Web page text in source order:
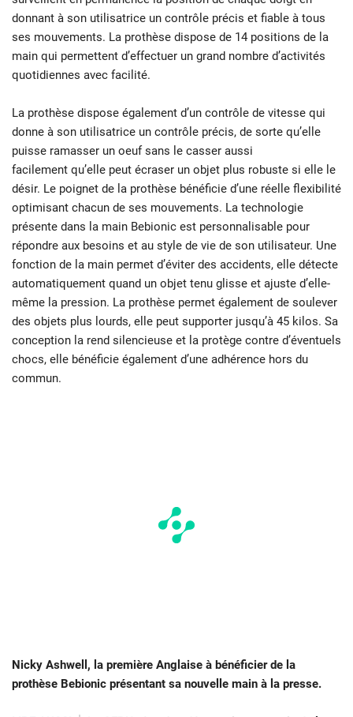
donnant à son utilisatrice un contrôle précis et fiable à tous
ses mouvements. La prothèse dispose de 14 positions de la
main qui permettent d’effectuer un grand nombre d’activités
quotidiennes avec facilité.
La prothèse dispose également d’un contrôle de vitesse qui
donne à son utilisatrice un contrôle précis, de sorte qu’elle
puisse ramasser un oeuf sans le casser aussi
facilement qu’elle peut écraser un objet plus robuste si elle le
désir. Le poignet de la prothèse bénéficie d’une réelle flexibilité
optimisant chacun de ses mouvements. La technologie
présente dans la main Bebionic est personnalisable pour
répondre aux besoins et au style de vie de son utilisateur. Une
fonction de la main permet d’éviter des accidents, elle détecte
automatiquement quand un objet tenu glisse et ajuste d’elle-
même la pression. La prothèse permet également de soulever
des objets plus lourds, elle peut supporter jusqu’à 45 kilos. Sa
conception la rend silencieuse et la protège contre d’éventuels
chocs, elle bénéficie également d’une adhérence hors du
commun.
Nicky Ashwell, la première Anglaise à bénéficier de la
prothèse Bebionic présentant sa nouvelle main à la presse.